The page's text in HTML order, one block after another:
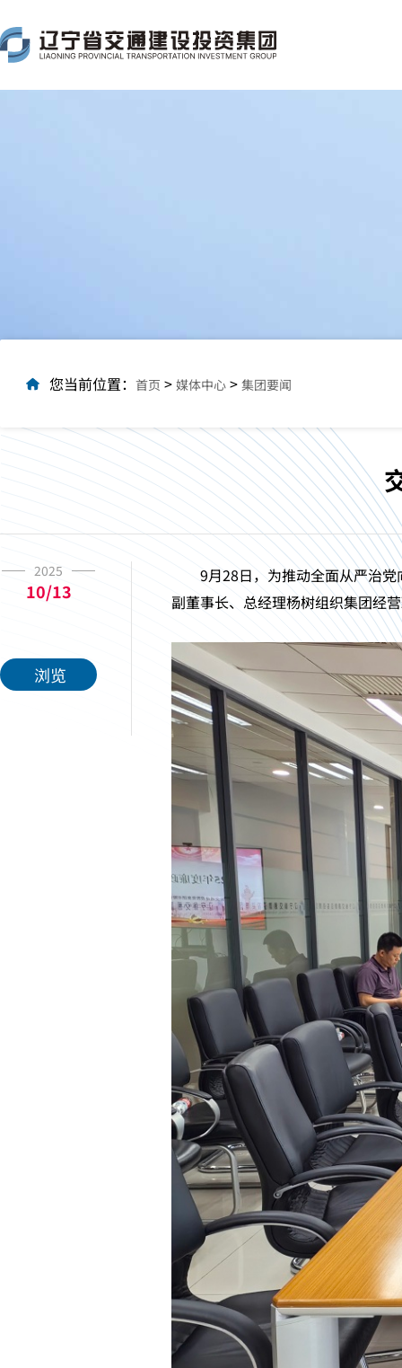
您当前位置： 首页 > 媒体中心 > 集团要闻
2025
10/13
浏览
9月28日，为推动全面从严治党
副董事长、总经理杨树组织集团经